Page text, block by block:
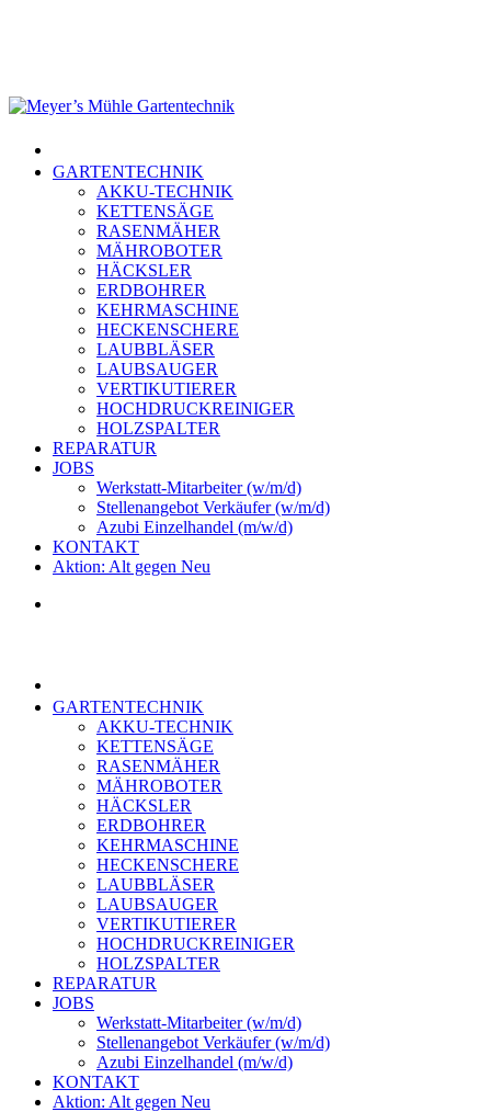
GARTENTECHNIK
AKKU-TECHNIK
KETTENSÄGE
RASENMÄHER
MÄHROBOTER
HÄCKSLER
ERDBOHRER
KEHRMASCHINE
HECKENSCHERE
LAUBBLÄSER
LAUBSAUGER
VERTIKUTIERER
HOCHDRUCKREINIGER
HOLZSPALTER
REPARATUR
JOBS
Werkstatt-Mitarbeiter (w/m/d)
Stellenangebot Verkäufer (w/m/d)
Azubi Einzelhandel (m/w/d)
KONTAKT
Aktion: Alt gegen Neu
GARTENTECHNIK
AKKU-TECHNIK
KETTENSÄGE
RASENMÄHER
MÄHROBOTER
HÄCKSLER
ERDBOHRER
KEHRMASCHINE
HECKENSCHERE
LAUBBLÄSER
LAUBSAUGER
VERTIKUTIERER
HOCHDRUCKREINIGER
HOLZSPALTER
REPARATUR
JOBS
Werkstatt-Mitarbeiter (w/m/d)
Stellenangebot Verkäufer (w/m/d)
Azubi Einzelhandel (m/w/d)
KONTAKT
Aktion: Alt gegen Neu